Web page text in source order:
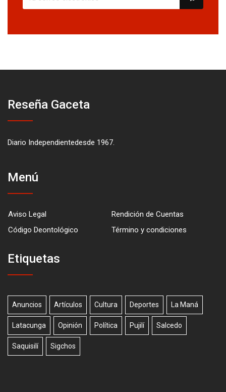
Reseña Gaceta
Diario Independientedesde 1967.
Menú
Aviso Legal
Rendición de Cuentas
Código Deontológico
Término y condiciones
Etiquetas
Anuncios Artículos Cultura Deportes La Maná
Latacunga Opinión Política Pujilí Salcedo
Saquisilí Sigchos